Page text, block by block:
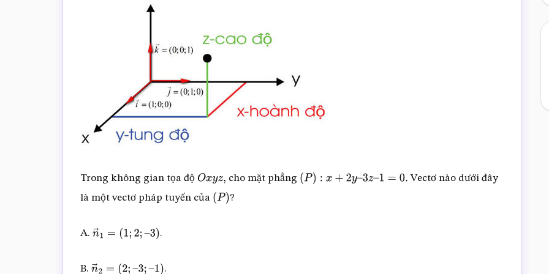
Trong không gian tọa độ Oxyz, cho mặt phẳng (P :x +2 – 3z– 1=0.
Vectơ nào dưới đây
là một vectơ pháp tuyến của (P ?
A. n→1=(1; 2;– ) .
B. .